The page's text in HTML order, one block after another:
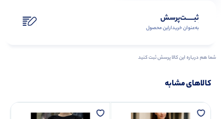
ثبـــــت‌پرسش
به‌عنوان ‌خریدار‌این‌ محصول
شما هم درباره این کالا پرسش ثبت کنید
کالاهای مشابه